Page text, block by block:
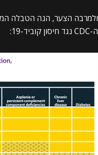
ולמרבה הצער, הנה הטבלה
ה-CDC נגד חיסון קוביד-19: